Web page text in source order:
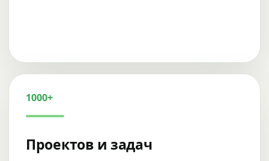
1000+
Проектов и задач